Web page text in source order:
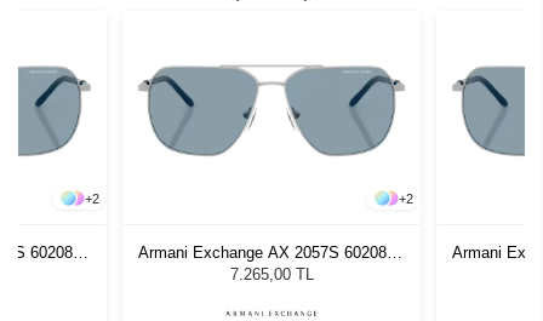
+2
602080 -
+2
Armani Exchange AX 2057S 602080 -
59 Unisex Güneş Gözlüğü
7.265,00 TL
Armani